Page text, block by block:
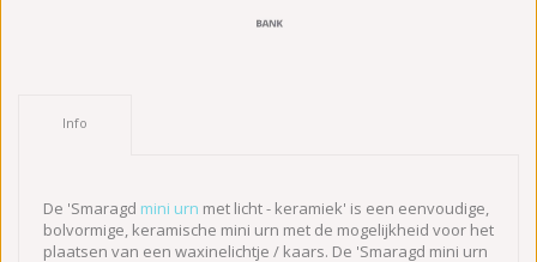
Info
De 'Smaragd mini urn met licht - keramiek' is een eenvoudige,
bolvormige, keramische mini urn met de mogelijkheid voor het
plaatsen van een waxinelichtje / kaars. De 'Smaragd mini urn